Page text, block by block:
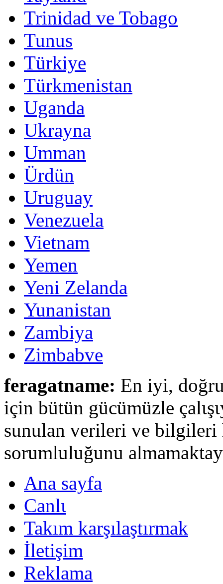
Trinidad ve Tobago
Tunus
Türkiye
Türkmenistan
Uganda
Ukrayna
Umman
Ürdün
Uruguay
Venezuela
Vietnam
Yemen
Yeni Zelanda
Yunanistan
Zambiya
Zimbabve
feragatname: En iyi,
için bütün gücümüzle
sunulan verileri ve bilgileri
sorumluluğunu
Ana sayfa
Canlι
Takım karşılaştırmak
İletişim
Reklama